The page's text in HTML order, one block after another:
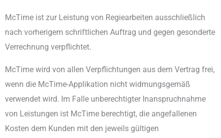
McTime ist zur Leistung von Regiearbeiten ausschließlich
nach vorherigem schriftlichen Auftrag und gegen gesonderte
Verrechnung verpflichtet.
McTime wird von allen Verpflichtungen aus dem Vertrag frei,
wenn die McTime-Applikation nicht widmungsgemäß
verwendet wird. Im Falle unberechtigter Inanspruchnahme
von Leistungen ist McTime berechtigt, die angefallenen
Kosten dem Kunden mit den jeweils gültigen